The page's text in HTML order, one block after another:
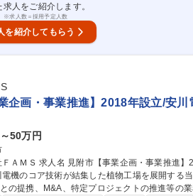
人をご紹介します。
※求人数＝採用予定人数
を紹介してもらう
企画・事業推進】2018年設立/安
50万円
設立/安川電機子会社の事業推進者を募集!
機のコア技術が結集した植物工場を展開する
携、M&A、特定プロジェクトの推進等の業務をお任せします。